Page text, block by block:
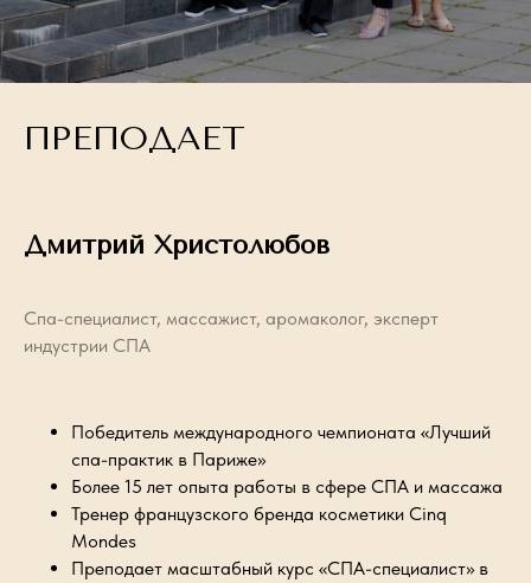
ПРЕПОДАЕТ
Дмитрий Христолюбов
Спа-специалист, массажист, аромаколог, эксперт
индустрии СПА
Победитель международного чемпионата «Лучший
спа-практик в Париже»
Более 15 лет опыта работы в сфере СПА и массажа
Тренер французского бренда косметики Cinq
Mondes
Преподает масштабный курс «СПА-специалист» в